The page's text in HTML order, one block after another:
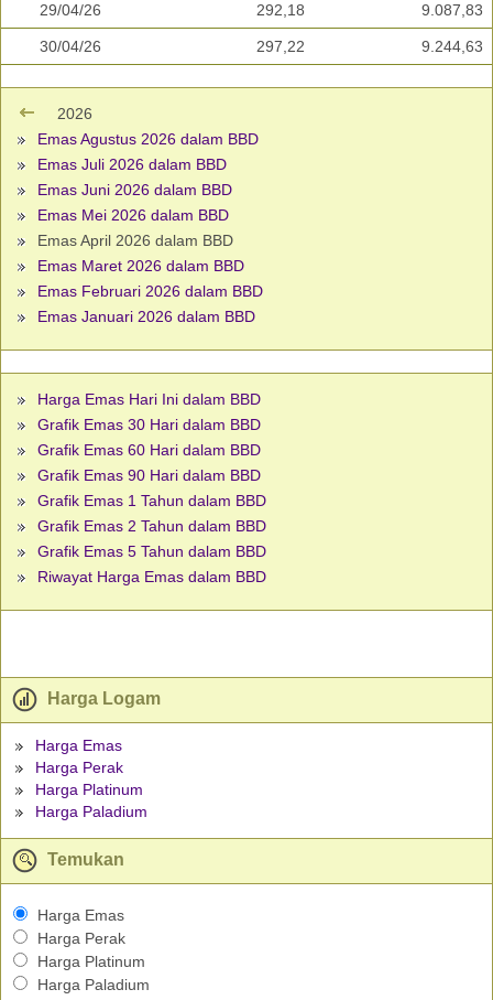
29/04/26 292,18 9.087,83
30/04/26 297,22 9.244,63
2026
Emas Agustus 2026 dalam BBD
Emas Juli 2026 dalam BBD
Emas Juni 2026 dalam BBD
Emas Mei 2026 dalam BBD
Emas April 2026 dalam BBD
Emas Maret 2026 dalam BBD
Emas Februari 2026 dalam BBD
Emas Januari 2026 dalam BBD
Harga Emas Hari Ini dalam BBD
Grafik Emas 30 Hari dalam BBD
Grafik Emas 60 Hari dalam BBD
Grafik Emas 90 Hari dalam BBD
Grafik Emas 1 Tahun dalam BBD
Grafik Emas 2 Tahun dalam BBD
Grafik Emas 5 Tahun dalam BBD
Riwayat Harga Emas dalam BBD
Harga Logam
Harga Emas
Harga Perak
Harga Platinum
Harga Paladium
Temukan
Harga Emas
Harga Perak
Harga Platinum
Harga Paladium